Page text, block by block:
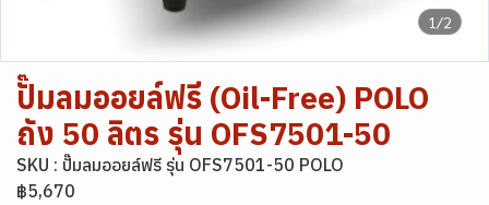
1/2
ปั๊มลมออยล์ฟรี (Oil-Free) POLO
ถัง 50 ลิตร รุ่น OFS7501-50
SKU : ปั๊มลมออยล์ฟรี รุ่น OFS7501-50 POLO
฿5,670